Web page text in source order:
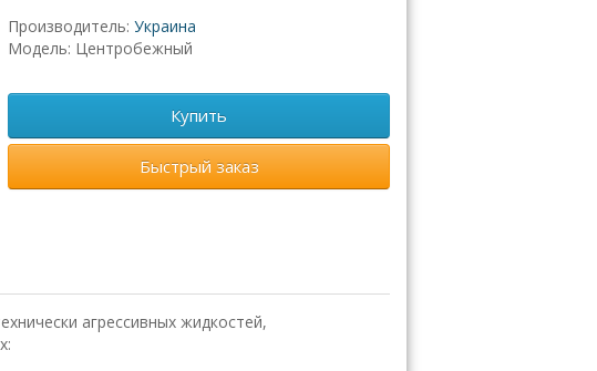
Производитель: Украина
Модель: Центробежный
Купить
Быстрый заказ
агрессивных жидкостей,